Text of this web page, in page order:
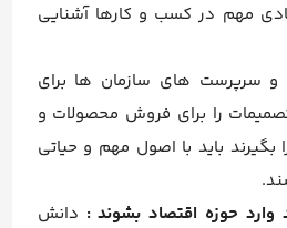
مهم در کسب و کارها آشنایی
و سرپرست های سازمان ها برای
تصمیمات را برای فروش محصولات و
باید با اصول مهم و حیاتی
حوزه اقتصاد بشوند : دانش